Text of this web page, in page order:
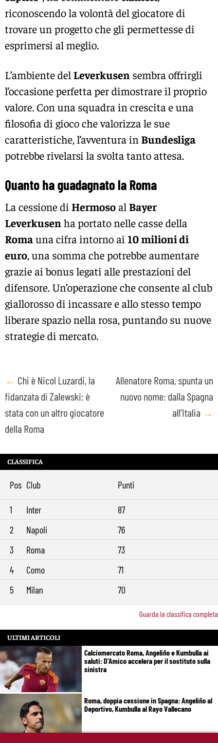
riconoscendo la volontà del giocatore di
trovare un progetto che gli permettesse di
esprimersi al meglio.
L’ambiente del Leverkusen sembra offrirgli
l’occasione perfetta per dimostrare il proprio
valore. Con una squadra in crescita e una
filosofia di gioco che valorizza le sue
caratteristiche, l’avventura in Bundesliga
potrebbe rivelarsi la svolta tanto attesa.
Quanto ha guadagnato la Roma
La cessione di Hermosoal Bayer
Leverkusenha portato nelle casse della
Romauna cifra intorno ai 10 milioni di
euro, una somma che potrebbe aumentare
grazie ai bonus legati alle prestazioni del
difensore. Un’operazione che consente al club
giallorosso di incassare e allo stesso tempo
liberare spazio nella rosa, puntando su nuove
strategie di mercato.
Post
navigation
← Chi è Nicol Luzardi, la
fidanzata di Zalewski: è
stata con un altro giocatore
della Roma
Allenatore Roma, spunta un
nuovo nome: dalla Spagna
all’Italia →
CLASSIFICA
Pos Club Punti
1 Inter
87
2
Napoli
76
3
Roma
73
4
Como
71
5
Milan 70
Guarda la classifica completa
ULTIMI ARTICOLI
Calciomercato Roma, Angeliño e Kumbulla ai
saluti: D’Amico accelera per il sostituto sulla
sinistra
Roma, doppia cessione in Spagna: Angeliño al
Deportivo, Kumbulla al Rayo Vallecano